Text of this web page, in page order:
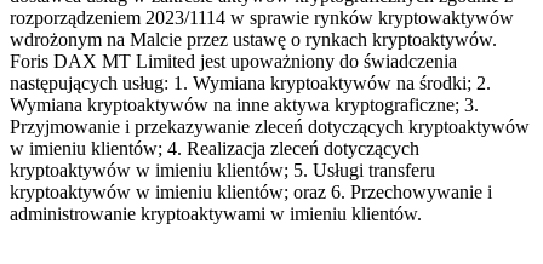
rozporządzeniem 2023/1114 w sprawie rynków kryptowaktywów
wdrożonym na Malcie przez ustawę o rynkach kryptoaktywów.
Foris DAX MT Limited jest upoważniony do świadczenia
następujących usług: 1. Wymiana kryptoaktywów na środki; 2.
Wymiana kryptoaktywów na inne aktywa kryptograficzne; 3.
Przyjmowanie i przekazywanie zleceń dotyczących kryptoaktywów
w imieniu klientów; 4. Realizacja zleceń dotyczących
kryptoaktywów w imieniu klientów; 5. Usługi transferu
kryptoaktywów w imieniu klientów; oraz 6. Przechowywanie i
administrowanie kryptoaktywami w imieniu klientów.